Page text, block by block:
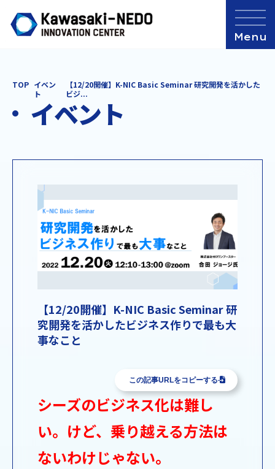
TOP イベン
ト
【12/20開催】K-NIC Basic Seminar 研究開発を活かした
ビジ...
イベント
【12/20開催】K-NIC Basic Seminar 研
究開発を活かしたビジネス作りで最も大
事なこと
この記事URLをコピーする
シーズのビジネス化は難し
い。けど、乗り越える方法は
ないわけじゃない。